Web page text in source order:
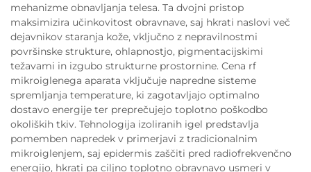
mehanizme obnavljanja telesa. Ta dvojni pristop
maksimizira učinkovitost obravnave, saj hkrati naslovi več
dejavnikov staranja kože, vključno z nepravilnostmi
površinske strukture, ohlapnostjo, pigmentacijskimi
težavami in izgubo strukturne prostornine. Cena rf
mikroiglenega aparata vključuje napredne sisteme
spremljanja temperature, ki zagotavljajo optimalno
dostavo energije ter preprečujejo toplotno poškodbo
okoliških tkiv. Tehnologija izoliranih igel predstavlja
pomemben napredek v primerjavi z tradicionalnim
mikroiglenjem, saj epidermis zaščiti pred radiofrekvenčno
energijo, hkrati pa ciljno toplotno obravnavo usmeri v